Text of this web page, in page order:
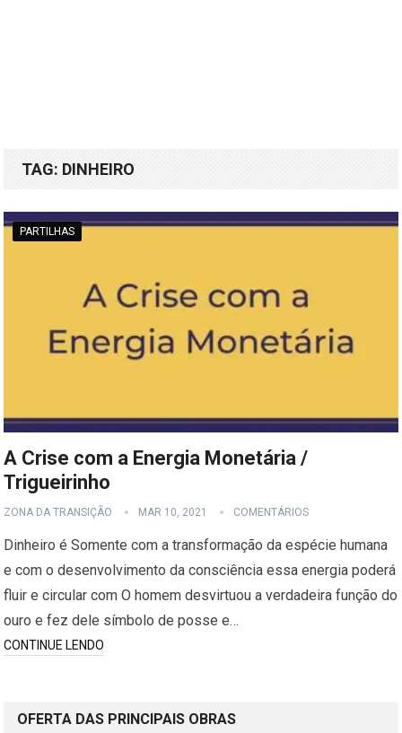
TAG: DINHEIRO
PARTILHAS
A Crise com a Energia Monetária /
Trigueirinho
ZONA DA TRANSIÇÃO MAR 10, 2021 COMENTÁRIOS
Dinhe­iro é Somen­te com a transformaç­ão da espéc­ie humana
e com o de­senvolvimento da con­sciência essa energia poderá
fl­uir e circular com O homem desvirtuou a verdadeira fu­nção do
ouro e fez dele símbolo de posse e…
CONTINUE LENDO
OFERTA DAS PRINCIPAIS OBRAS